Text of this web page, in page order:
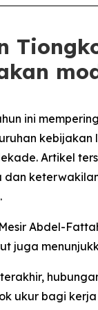
ini
Artikel
Abdel-
juga
ukur bagi